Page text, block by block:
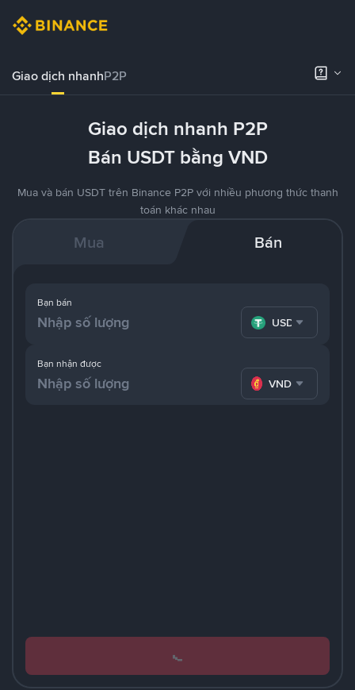
Giao dịch nhanhP2P
Giao dịch nhanh P2P
Bán USDT bằng VND
Mua và bán USDT trên Binance P2P với nhiều phương thức thanh
toán khác nhau
Mua Bán
Bạn nhận được
VND
Bạn bán
USDT